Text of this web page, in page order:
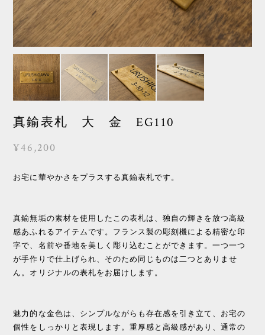
真鍮表札 大 金 EG110
¥46,200
お宅に華やかさをプラスする真鍮表札です。
真鍮無垢の素材を使用したこの表札は、独自の輝きを放つ高級
感あふれるアイテムです。フランス製の彫刻機による精密な印
字で、名前や番地を美しく彫り込むことができます。一つ一つ
が手作りで仕上げられ、そのため同じものは二つとありませ
ん。オリジナルの表札をお届けします。
魅力的な金色は、シンプルながらも存在感を引き立て、お宅の
個性をしっかりと表現します。重厚感と高級感があり、通常の